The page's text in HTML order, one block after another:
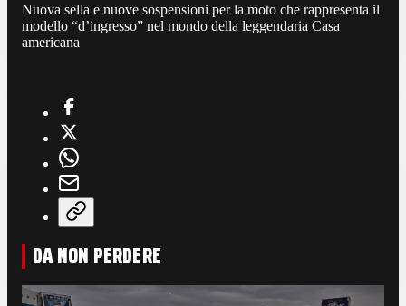
Nuova sella e nuove sospensioni per la moto che rappresenta il
modello “d’ingresso” nel mondo della leggendaria Casa
americana
DA NON PERDERE